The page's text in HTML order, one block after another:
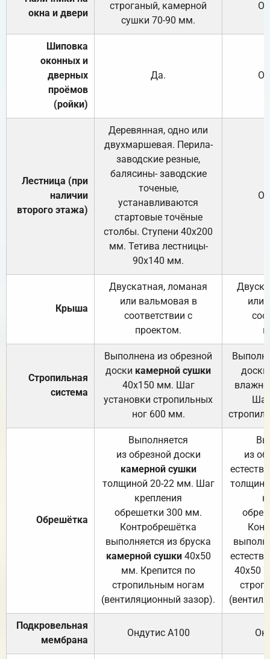
окна и двери
строганый, камерной
сушки 70-90 мм.
Шиповка
оконных и
дверных
проёмов
(ройки)
Да.
Лестница (при
наличии
второго этажа)
Деревянная, одно или
двухмаршевая. Перила-
заводские резные,
балясины- заводские
точеные,
устанавливаются
стартовые точёные
столбы. Ступени 40х200
мм. Тетива лестницы-
90х140 мм.
Крыша
Двускатная, ломаная
или вальмовая в
соответствии с
проектом.
или
Стропильная
система
Выполнена из обрезной
доски камерной сушки
40х150 мм. Шаг
установки стропильных
ног 600 мм.
доски
Обрешётка
Выполняется
из обрезной доски
камерной сушки
толщиной 20-22 мм. Шаг
крепления
обрешетки 300 мм.
Контробрешётка
выполняется из бруска
камерной сушки40х50
мм. Крепится по
стропильным ногам
(вентиляционный зазор).
из
40х50
Подкровельная
мембрана
Ондутис А100